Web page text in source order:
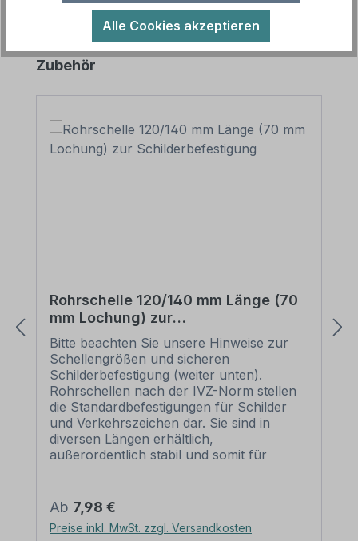
Produktgalerie überspringen
Zubehör
Rohrschelle 120/140 mm Länge (70
mm Lochung) zur
Schilderbefestigung
Bitte beachten Sie unsere Hinweise zur
Schellengrößen und sicheren
Schilderbefestigung (weiter unten).
Rohrschellen nach der IVZ-Norm stellen
die Standardbefestigungen für Schilder
und Verkehrszeichen dar. Sie sind in
diversen Längen erhältlich,
außerordentlich stabil und somit für
eine sichere Befestigung von Schildern mit
einer Höhe über 200 mm werden zwei
Rohrschellen benötigt. Merkmale dieser
Regulärer Preis:
Ab 7,98 €
Preise inkl. MwSt. zzgl. Versandkosten
Alle Cookies akzeptieren